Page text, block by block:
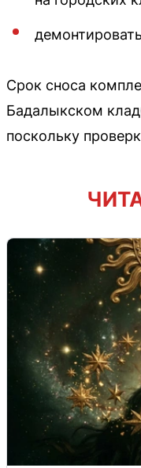
Срок сноса
Бадалыкском
поскольку